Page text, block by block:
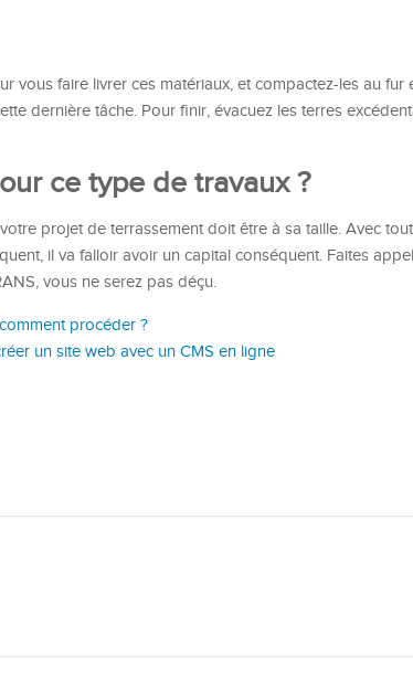
vous faire livrer ces matériaux, et compactez-les au fur
dernière tâche. Pour finir, évacuez les terres
ce type de travaux ?
projet de terrassement doit être à sa taille. Avec
il va falloir avoir un capital conséquent. Faites
vous ne serez pas déçu.
procéder ?
un site web avec un CMS en ligne